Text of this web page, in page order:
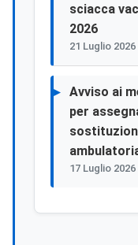
sciacca
2026
21 Luglio 2026
Avviso ai
per
17 Luglio 2026